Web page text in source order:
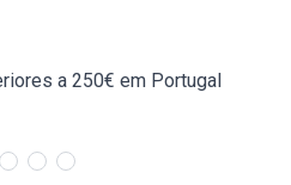
a 250€ em Portugal